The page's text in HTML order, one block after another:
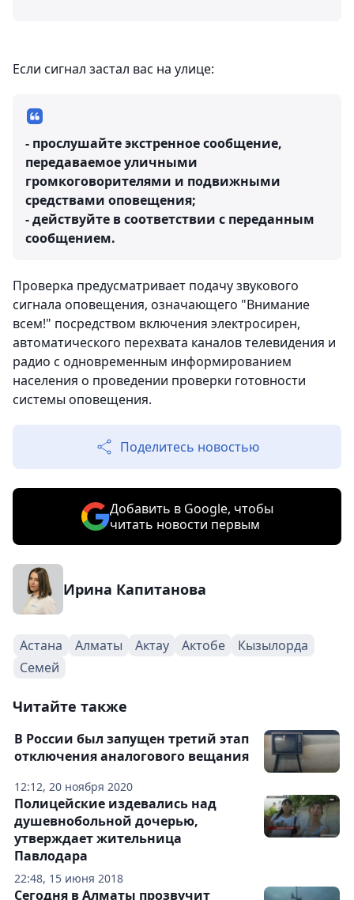
Если сигнал застал вас на улице:
- прослушайте экстренное сообщение,
передаваемое уличными
громкоговорителями и подвижными
средствами оповещения;
- действуйте в соответствии с переданным
сообщением.
Проверка предусматривает подачу звукового
сигнала оповещения, означающего "Внимание
всем!" посредством включения электросирен,
автоматического перехвата каналов телевидения и
радио с одновременным информированием
населения о проведении проверки готовности
системы оповещения.
Поделитесь новостью
Добавить в Google, чтобы
читать новости первым
Ирина Капитанова
Астана Алматы Актау Актобе
Кызылорда
Семей
Читайте также
12:12, 20 ноября 2020
В России был запущен третий этап
отключения аналогового вещания
22:48, 15 июня 2018
Полицейские издевались над
душевнобольной дочерью,
утверждает жительница
Павлодара
Сегодня в Алматы прозвучит